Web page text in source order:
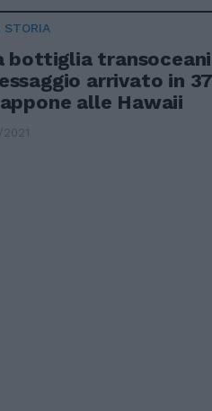
STORIA
bottiglia
arrivato in
alle Hawaii